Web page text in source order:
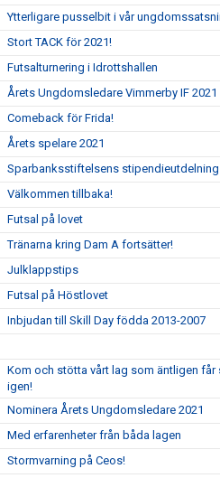
Ytterligare pusselbit i vår
Stort TACK för 2021!
Futsalturnering i Idrottshallen
Årets Ungdomsledare Vimmerby IF 2021
Comeback för Frida!
Årets spelare 2021
Sparbanksstiftelsens stipendieutdelning
Välkommen tillbaka!
Futsal på lovet
Tränarna kring Dam A fortsätter!
Julklappstips
Futsal på Höstlovet
Inbjudan till Skill Day födda 2013-2007
Kom och stötta vårt lag som äntligen får
igen!
Nominera Årets Ungdomsledare 2021
Med erfarenheter från båda lagen
Stormvarning på Ceos!